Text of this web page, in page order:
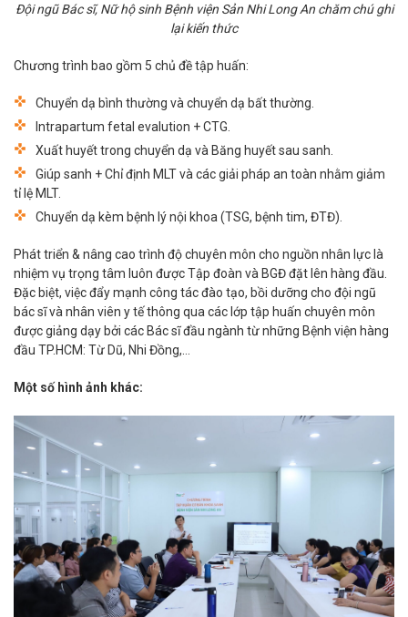
Đội ngũ Bác sĩ, Nữ hộ sinh Bệnh viện Sản Nhi Long An chăm chú ghi
lại kiến thức
Chương trình bao gồm 5 chủ đề tập huấn:
Chuyển dạ bình thường và chuyển dạ bất thường.
Intrapartum fetal evalution + CTG.
Xuất huyết trong chuyển dạ và Băng huyết sau sanh.
Giúp sanh + Chỉ định MLT và các giải pháp an toàn nhằm giảm
tỉ lệ MLT.
Chuyển dạ kèm bệnh lý nội khoa (TSG, bệnh tim, ĐTĐ).
Phát triển & nâng cao trình độ chuyên môn cho nguồn nhân lực là
nhiệm vụ trọng tâm luôn được Tập đoàn và BGĐ đặt lên hàng đầu.
Đặc biệt, việc đẩy mạnh công tác đào tạo, bồi dưỡng cho đội ngũ
bác sĩ và nhân viên y tế thông qua các lớp tập huấn chuyên môn
được giảng dạy bởi các Bác sĩ đầu ngành từ những Bệnh viện hàng
đầu TP.HCM: Từ Dũ, Nhi Đồng,…
Một số hình ảnh khác: